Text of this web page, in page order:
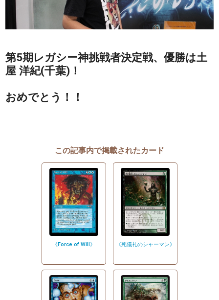
第5期レガシー神挑戦者決定戦、優勝は土
屋 洋紀(千葉)！
おめでとう！！
この記事内で掲載されたカード
《Force of Will》 《死儀礼のシャーマン》